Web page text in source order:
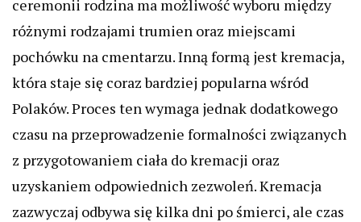
ceremonii rodzina ma możliwość wyboru między
różnymi rodzajami trumien oraz miejscami
pochówku na cmentarzu. Inną formą jest kremacja,
która staje się coraz bardziej popularna wśród
Polaków. Proces ten wymaga jednak dodatkowego
czasu na przeprowadzenie formalności związanych
z przygotowaniem ciała do kremacji oraz
uzyskaniem odpowiednich zezwoleń. Kremacja
zazwyczaj odbywa się kilka dni po śmierci, ale czas